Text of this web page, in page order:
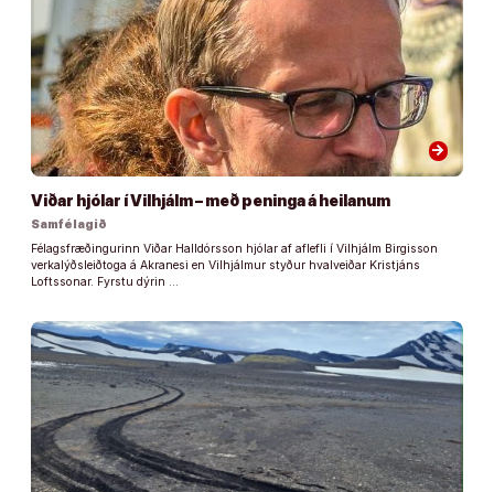
arrow_forward
Viðar hjólar í Vilhjálm – með peninga á heilanum
Samfélagið
Félagsfræðingurinn Viðar Halldórsson hjólar af aflefli í Vilhjálm Birgisson
verkalýðsleiðtoga á Akranesi en Vilhjálmur styður hvalveiðar Kristjáns
Loftssonar. Fyrstu dýrin …